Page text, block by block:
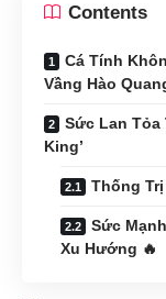
Contents
Cá Tính
Vầng Hào
Sức Lan Tỏa
King’
Thống
Sức
Xu Hướng 🔥